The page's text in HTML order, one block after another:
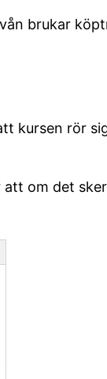
brukar
kursen rör
om det